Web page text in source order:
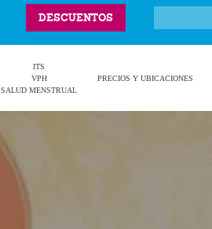
DESCUENTOS
ITS
VPH
SALUD MENSTRUAL
PRECIOS Y UBICACIONES